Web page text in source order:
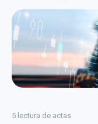
5 lectura de actas